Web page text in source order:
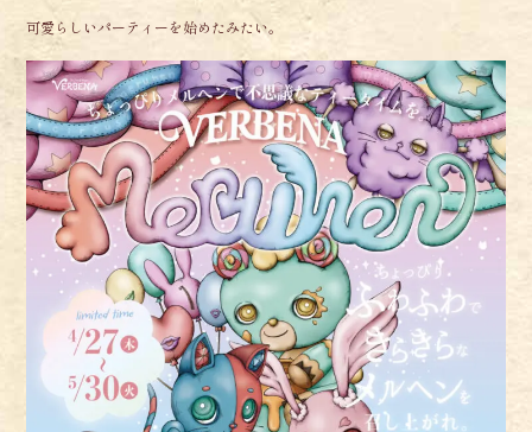
可愛らしいパーティーを始めたみたい。